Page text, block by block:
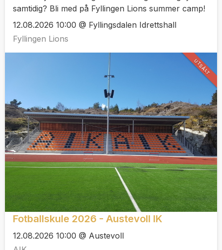
samtidig? Bli med på Fyllingen Lions summer camp!
12.08.2026 10:00 @ Fyllingsdalen Idrettshall
Fyllingen Lions
Fotballskule 2026 - Austevoll IK
12.08.2026 10:00 @ Austevoll
UTSÅLT